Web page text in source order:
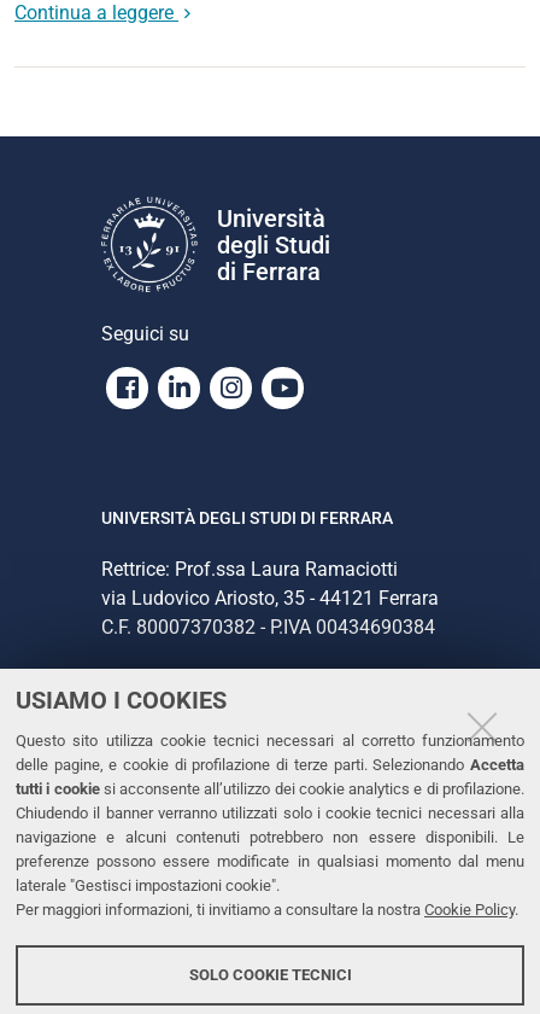
USIAMO I COOKIES
Questo sito utilizza cookie tecnici necessari al corretto funzionamento
delle pagine, e cookie di profilazione di terze parti. Selezionando Accetta
tutti i cookiesi acconsente all’utilizzo dei cookie analytics e di profilazione.
Chiudendo il banner verranno utilizzati solo i cookie tecnici necessari alla
navigazione e alcuni contenuti potrebbero non essere disponibili. Le
preferenze possono essere modificate in qualsiasi momento dal menu
laterale "Gestisci impostazioni cookie".
Per maggiori informazioni, ti invitiamo a consultare la nostra Cookie Policy.
SOLO COOKIE TECNICI
Continua a leggere
Università
degli Studi
di Ferrara
Seguici su
Facebook
LinkedinInstagram
Youtube
UNIVERSITÀ DEGLI STUDI DI FERRARA
Rettrice: Prof.ssa Laura Ramaciotti
via Ludovico Ariosto, 35 - 44121 Ferrara
C.F. 80007370382 - P.IVA 00434690384
CONTATTI
Tel. +39 0532 293111
Fax. +39 0532 293031
PEC
LINKS
Dichiarazione di accessibilità
Protezione dati personali